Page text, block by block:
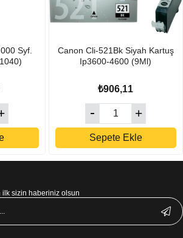
Canon Cli-521Bk Siyah Kartuş
Ip3600-4600 (9Ml)
₺906,11
Sepete Ekle
sizin haberiniz olsun